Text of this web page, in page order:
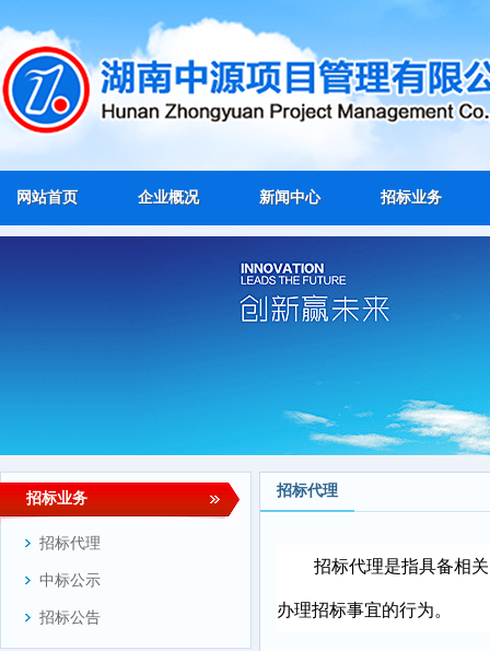
网站首页 企业概况 新闻中心 招标业务
招标业务
招标代理
中标公示
招标公告
招标代理
招标代理是指具备相
办理招标事宜的行为。